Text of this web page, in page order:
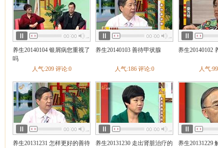
养生20140104 银屑病您重视了
吗
人气:209 评论:0
养生20140103 善待甲状腺
人气:186 评论:0
养生20140102
人气
养生20131231 怎样更好的善待
养生20131230 走出肾脏治疗的
养生20131229